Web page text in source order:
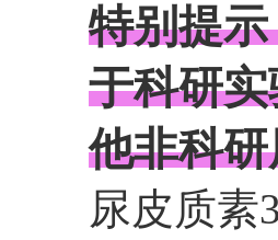
特别提
于科研
他非科
尿皮质素